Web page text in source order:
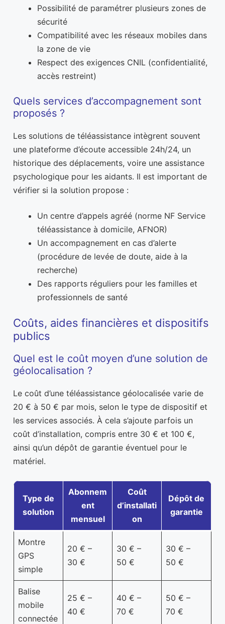
Possibilité de paramétrer plusieurs zones de
sécurité
Compatibilité avec les réseaux mobiles dans
la zone de vie
Respect des exigences CNIL (confidentialité,
accès restreint)
Quels services d’accompagnement sont
proposés ?
Les solutions de téléassistance intègrent souvent
une plateforme d’écoute accessible 24h/24, un
historique des déplacements, voire une assistance
psychologique pour les aidants. Il est important de
vérifier si la solution propose :
Un centre d’appels agréé (norme NF Service
téléassistance à domicile, AFNOR)
Un accompagnement en cas d’alerte
(procédure de levée de doute, aide à la
recherche)
Des rapports réguliers pour les familles et
professionnels de santé
Coûts, aides financières et dispositifs
publics
Quel est le coût moyen d’une solution de
géolocalisation ?
Le coût d’une téléassistance géolocalisée varie de
20 € à 50 € par mois, selon le type de dispositif et
les services associés. À cela s’ajoute parfois un
coût d’installation, compris entre 30 € et 100 €,
ainsi qu’un dépôt de garantie éventuel pour le
matériel.
Type de
solution
Abonnem
ent
mensuel
Coût
d’installati
on
Dépôt de
garantie
Montre
GPS
simple
20 € –
30 €
30 € –
50 €
30 € –
50 €
Balise
mobile
connectée
25 € –
40 €
40 € –
70 €
50 € –
70 €